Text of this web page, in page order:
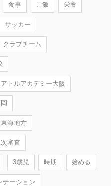
食事 ご飯 栄養
サッカー
クラブチーム
アトルアカデミー大阪
東海地方
次審査
3歳児 時期 始める
テーション